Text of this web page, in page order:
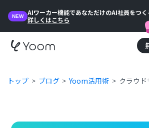
NEW
AIワーカー機能であなただけのAI社員をつく
詳しくはこちら
トップ ブログ Yoom活用術 クラウ